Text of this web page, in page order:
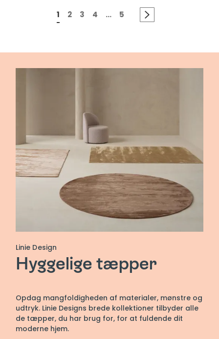
1 2 3 4 ... 5
Linie Design
Hyggelige tæpper
Opdag mangfoldigheden af materialer, mønstre og
udtryk. Linie Designs brede kollektioner tilbyder alle
de tæpper, du har brug for, for at fuldende dit
moderne hjem.